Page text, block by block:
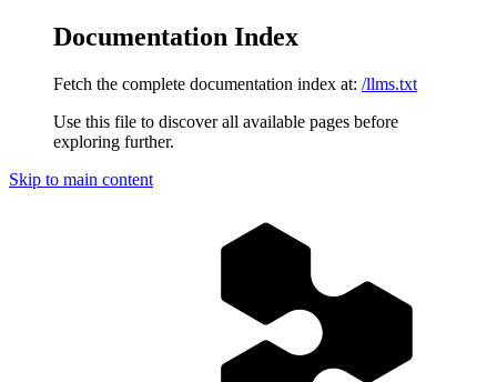
Documentation Index
Fetch the complete documentation index at: /llms.txt
Use this file to discover all available pages before
exploring further.
Skip to main content